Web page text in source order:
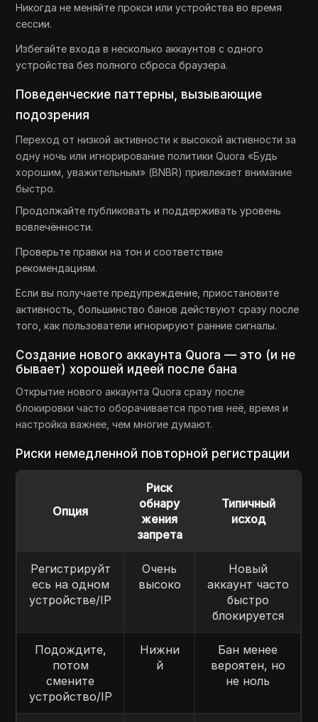
Никогда не меняйте прокси или устройства во время
сессии.
Избегайте входа в несколько аккаунтов с одного
устройства без полного сброса браузера.
Поведенческие паттерны, вызывающие
подозрения
Переход от низкой активности к высокой активности за
одну ночь или игнорирование политики Quora «Будь
хорошим, уважительным» (BNBR) привлекает внимание
быстро.
Продолжайте публиковать и поддерживать уровень
вовлечённости.
Проверьте правки на тон и соответствие
рекомендациям.
Если вы получаете предупреждение, приостановите
активность, большинство банов действуют сразу после
того, как пользователи игнорируют ранние сигналы.
Создание нового аккаунта Quora — это (и не
бывает) хорошей идеей после бана
Открытие нового аккаунта Quora сразу после
блокировки часто оборачивается против неё, время и
настройка важнее, чем многие думают.
Риски немедленной повторной регистрации
Опция
Риск
обнару
жения
запрета
Типичный
исход
Регистрируйт
есь на одном
устройстве/IP
Очень
высоко
Новый
аккаунт часто
быстро
блокируется
Подождите,
потом
смените
устройство/IP
Нижни
й
Бан менее
вероятен, но
не ноль